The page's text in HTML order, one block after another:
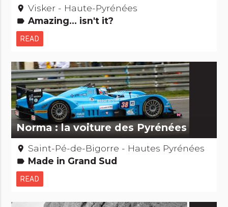
place Visker - Haute-Pyrénées
label Amazing... isn't it?
READ
Norma : la voiture des Pyrénées
place Saint-Pé-de-Bigorre - Hautes Pyrénées
label Made in Grand Sud
READ